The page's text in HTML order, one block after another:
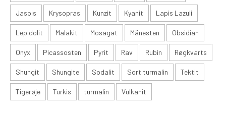
Jaspis Krysopras Kunzit Kyanit Lapis Lazuli
Lepidolit Malakit Mosagat Månesten Obsidian
Onyx Picassosten Pyrit Rav Rubin Røgkvarts
Shungit Shungite Sodalit Sort turmalin Tektit
Tigerøje Turkis turmalin Vulkanit